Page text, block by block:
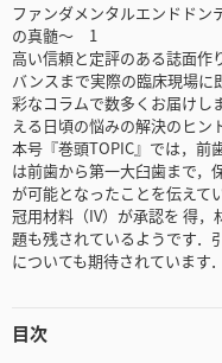
ファンダメンタルエンドドン
の真髄～ 1
高い信頼と定評のある誌面作
バンスまで実際の臨床現場に
彩なコラムで数多くお届けし
える日頃の悩みの解決のヒン
本号『巻頭TOPIC』では，前
は前歯から第一大臼歯まで，
が可能となったことを伝えて
冠用材料（IV）が承認を 得，
題も残されているようです．
についても期待されています．
目次